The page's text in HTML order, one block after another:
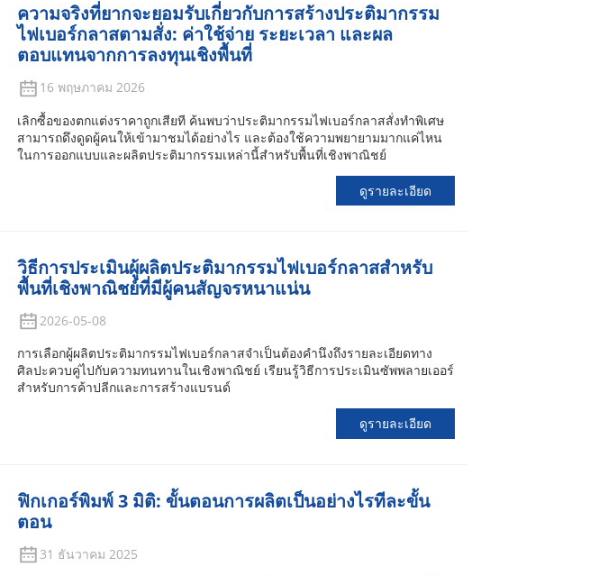
ความจริงที่ยากจะยอมรับเกี่ยวกับการสร้างประติมากรรม
ไฟเบอร์กลาสตามสั่ง: ค่าใช้จ่าย ระยะเวลา และผล
ตอบแทนจากการลงทุนเชิงพื้นที่
16 พฤษภาคม 2026
เลิกซื้อของตกแต่งราคาถูกเสียที ค้นพบว่าประติมากรรมไฟเบอร์กลาสสั่งทำพิเศษ
สามารถดึงดูดผู้คนให้เข้ามาชมได้อย่างไร และต้องใช้ความพยายามมากแค่ไหน
ในการออกแบบและผลิตประติมากรรมเหล่านี้สำหรับพื้นที่เชิงพาณิชย์
ดูรายละเอียด
วิธีการประเมินผู้ผลิตประติมากรรมไฟเบอร์กลาสสำหรับ
พื้นที่เชิงพาณิชย์ที่มีผู้คนสัญจรหนาแน่น
2026-05-08
การเลือกผู้ผลิตประติมากรรมไฟเบอร์กลาสจำเป็นต้องคำนึงถึงรายละเอียดทาง
ศิลปะควบคู่ไปกับความทนทานในเชิงพาณิชย์ เรียนรู้วิธีการประเมินซัพพลายเออร์
สำหรับการค้าปลีกและการสร้างแบรนด์
ดูรายละเอียด
ฟิกเกอร์พิมพ์ 3 มิติ: ขั้นตอนการผลิตเป็นอย่างไรทีละขั้น
ตอน
31 ธันวาคม 2025